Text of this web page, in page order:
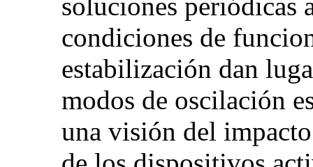
soluciones periódicas
condiciones de
estabilización dan
modos de oscilación
una visión del